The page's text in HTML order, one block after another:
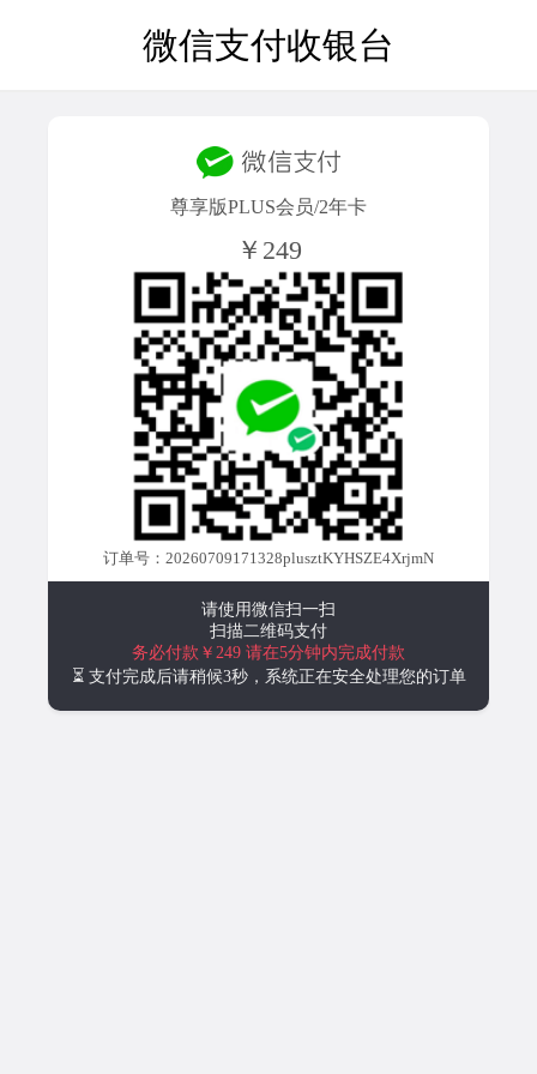
微信支付收银台
尊享版PLUS会员/2年卡
￥249
订单号：20260709171328plusztKYHSZE4XrjmN
请使用微信扫一扫
扫描二维码支付
务必付款￥249 请在5分钟内完成付款
⏳ 支付完成后请稍候3秒，系统正在安全处理您的订单